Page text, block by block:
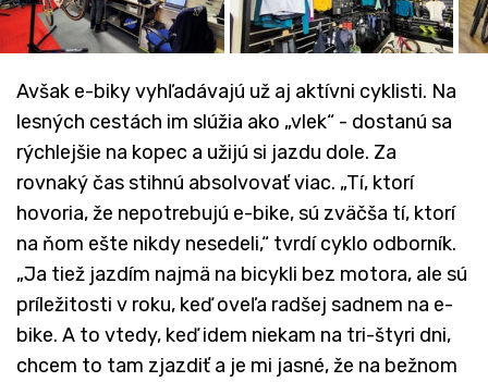
Avšak e-biky vyhľadávajú už aj aktívni cyklisti. Na
lesných cestách im slúžia ako „vlek“ - dostanú sa
rýchlejšie na kopec a užijú si jazdu dole. Za
rovnaký čas stihnú absolvovať viac. „Tí, ktorí
hovoria, že nepotrebujú e-bike, sú zväčša tí, ktorí
na ňom ešte nikdy nesedeli,“ tvrdí cyklo odborník.
„Ja tiež jazdím najmä na bicykli bez motora, ale sú
príležitosti v roku, keď oveľa radšej sadnem na e-
bike. A to vtedy, keď idem niekam na tri-štyri dni,
chcem to tam zjazdiť a je mi jasné, že na bežnom